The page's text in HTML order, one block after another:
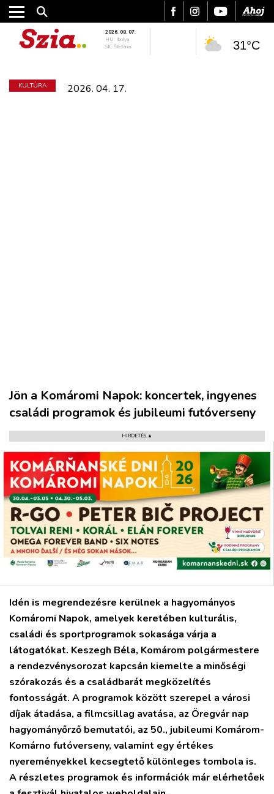
VÁROS
RÉGIÓ
SPORT
KULTÚRA
PODCAST
MIX
2026. 08. 07.
HU: Ibolya
SK: Štefánia
31°C
KULTÚRA 2026. 04. 17.
Jön a Komáromi Napok: koncertek, ingyenes
családi programok és jubileumi futóverseny
HIRDETÉS ▲
Idén is megrendezésre kerülnek a hagyományos
Komáromi Napok, amelyek keretében kulturális,
családi és sportprogramok sokasága várja a
látogatókat. Keszegh Béla, Komárom polgármestere
a rendezvénysorozat kapcsán kiemelte a minőségi
szórakozás és a családbarát megközelítés
fontosságát. A programok között szerepel a városi
díjak átadása, a filmcsillag avatása, az Öregvár nap
hagyományőrző bemutatói, az 50., jubileumi Komárom-
Komárno futóverseny, valamint egy értékes
nyereményekkel kecsegtető különleges tombola is.
A részletes programok és információk már elérhetőek